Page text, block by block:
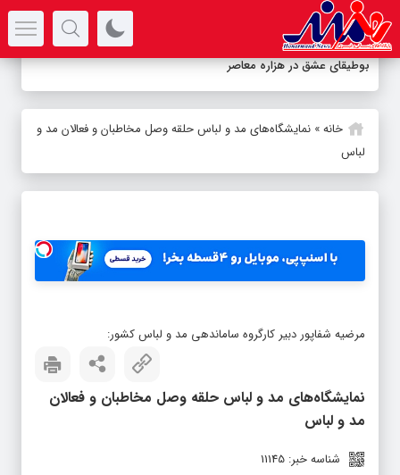
بوطیقای عشق در هزاره معاصر
خانه» نمایشگاه‌های مد و لباس حلقه وصل مخاطبان و فعالان مد و
لباس
مرضیه شفاپور دبیر کارگروه ساماندهی مد و لباس کشور:
نمایشگاه‌های مد و لباس حلقه وصل مخاطبان و فعالان
مد و لباس
شناسه خبر: 11145